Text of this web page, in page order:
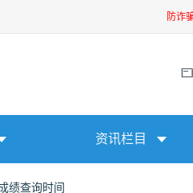
防诈
资讯栏目
绩查询时间